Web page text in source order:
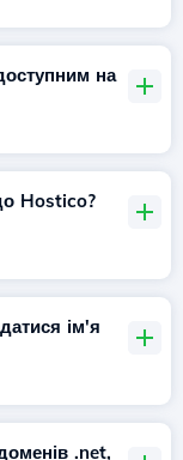
на
Hostico?
ім'я
.net,